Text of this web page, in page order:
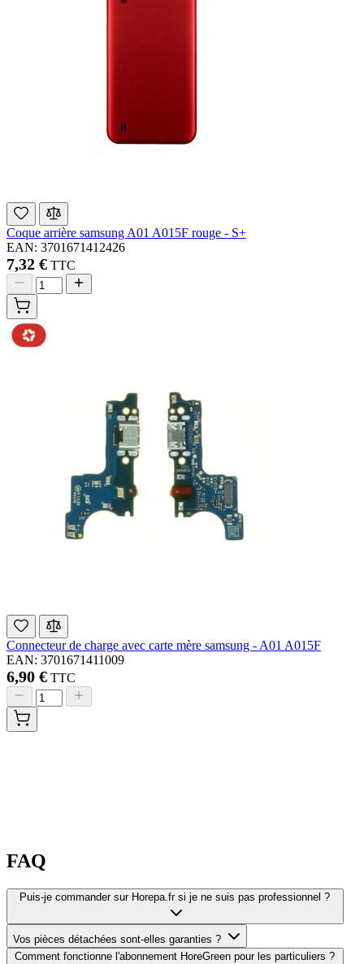
Coque arrière samsung A01 A015F rouge - S+
EAN: 3701671412426
7,32 € TTC
Connecteur de charge avec carte mère samsung - A01 A015F
EAN: 3701671411009
6,90 € TTC
FAQ
Puis-je commander sur Horepa.fr si je ne suis pas professionnel ?
Vos pièces détachées sont-elles garanties ?
Comment fonctionne l'abonnement HoreGreen pour les particuliers ?